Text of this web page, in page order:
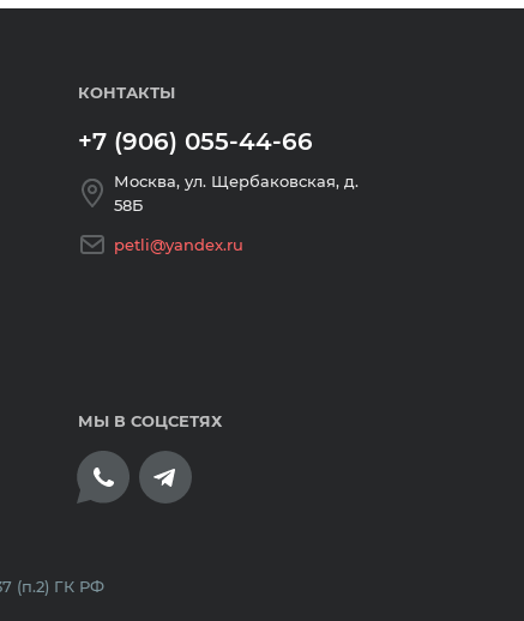
КОНТАКТЫ
+7 (906) 055-44-66
Москва, ул. Щербаковская, д.
58Б
petli@yandex.ru
банковскими картами
МЫ В СОЦСЕТЯХ
(п.2) ГК РФ